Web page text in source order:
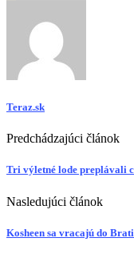
Teraz.sk
Predchádzajúci článok
Tri výletné lode preplávali
Nasledujúci článok
Kosheen sa vracajú do